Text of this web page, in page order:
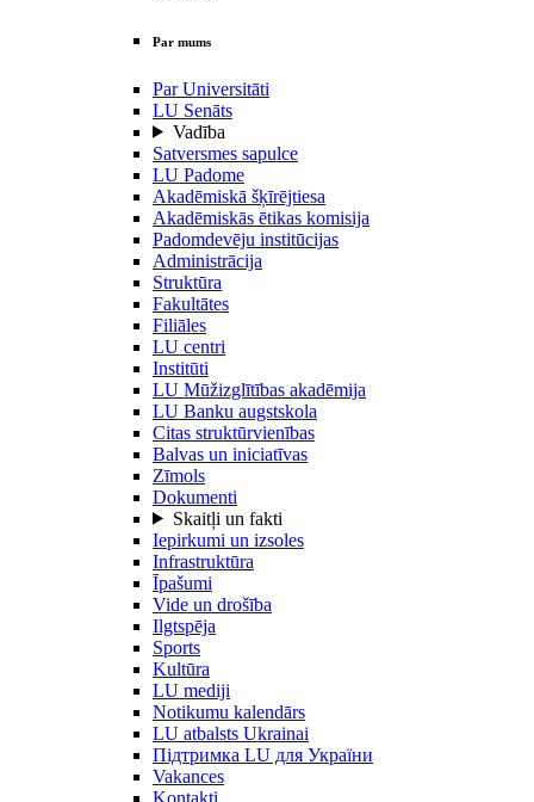
Par mums
Par Universitāti
LU Senāts
Vadība
Satversmes sapulce
LU Padome
Akadēmiskā šķīrējtiesa
Akadēmiskās ētikas komisija
Padomdevēju institūcijas
Administrācija
Struktūra
Fakultātes
Filiāles
LU centri
Institūti
LU Mūžizglītības akadēmija
LU Banku augstskola
Citas struktūrvienības
Balvas un iniciatīvas
Zīmols
Dokumenti
Skaitļi un fakti
Iepirkumi un izsoles
Infrastruktūra
Īpašumi
Vide un drošība
Ilgtspēja
Sports
Kultūra
LU mediji
Notikumu kalendārs
LU atbalsts Ukrainai
Підтримка LU для України
Vakances
Kontakti